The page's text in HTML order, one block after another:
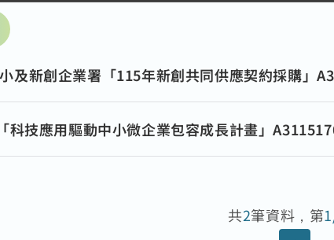
及新創企業署「115年新創共同供應契約採購」
科技應用驅動中小微企業包容成長計畫」
共2筆資料，第